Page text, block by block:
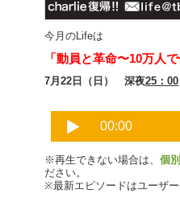
今月のLifeは
「動員と革命〜10万人
7月22日（日） 深夜25：00
※再生できない場合は、 個
ださい。
※最新エピソードはユーザ